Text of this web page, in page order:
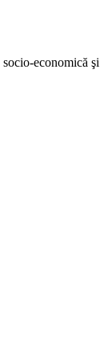
economică şi